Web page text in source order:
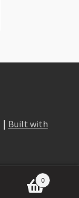
Built with
0